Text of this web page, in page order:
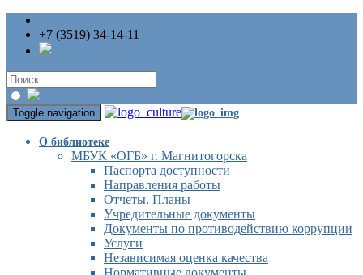
+7 (3519) 34-14-11
Toggle navigation
О библиотеке
МБУК «ОГБ» г. Магнитогорска
Паспорта доступности
Направления работы
Отчеты. Планы
Учредительные документы
Документы по противодействию коррупции
Услуги
Независимая оценка качества
Нормативные документы